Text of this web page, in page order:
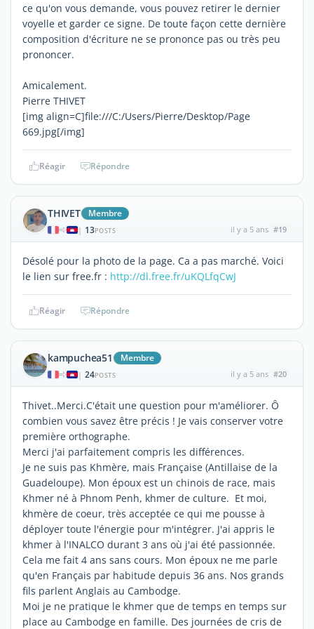
ce qu'on vous demande, vous pouvez retirer le dernier
voyelle et garder ce signe. De toute façon cette dernière
composition d'écriture ne se prononce pas ou très peu
prononcer.
Amicalement.
Pierre THIVET
[img align=C]file:///C:/Users/Pierre/Desktop/Page
669.jpg[/img]
Réagir Répondre
THIVET Membre
| 13POSTS il y a 5 ans #19
Désolé pour la photo de la page. Ca a pas marché. Voici
le lien sur free.fr : http://dl.free.fr/uKQLfqCwJ
Réagir Répondre
kampuchea51 Membre
| 24POSTS il y a 5 ans #20
Thivet..Merci.C'était une question pour m'améliorer. Ô
combien vous savez être précis ! Je vais conserver votre
première orthographe.
Merci j'ai parfaitement compris les différences.
Je ne suis pas Khmère, mais Française (Antillaise de la
Guadeloupe). Mon époux est un chinois de race, mais
Khmer né à Phnom Penh, khmer de culture. Et moi,
khmère de coeur, très acceptée ce qui me pousse à
déployer toute l'énergie pour m'intégrer. J'ai appris le
khmer à l'INALCO durant 3 ans où j'ai été passionnée.
Cela me fait 4 ans sans cours. Mon époux ne me parle
qu'en Français par habitude depuis 36 ans. Nos grands
fils parlent Anglais au Cambodge.
Moi je ne pratique le khmer que de temps en temps sur
place au Cambodge en famille. Des journées de cris de